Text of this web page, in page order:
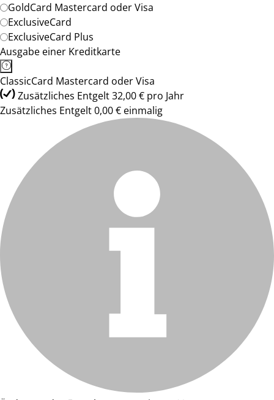
GoldCard Mastercard oder Visa
ExclusiveCard
ExclusiveCard Plus
Ausgabe einer Kreditkarte
ClassicCard Mastercard oder Visa
Zusätzliches Entgelt 32,00 € pro Jahr
Zusätzliches Entgelt 0,00 € einmalig